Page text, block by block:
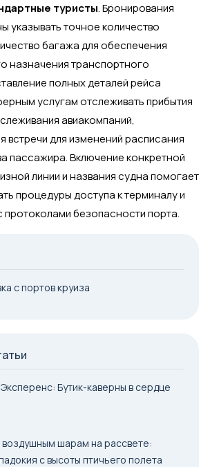
туристы. Бронирования
указывать точное количество
багажа для обеспечения
назначения транспортного
полных деталей рейса
услугам отслеживать прибытия
авиакомпаний,
встречи для изменений расписания
пассажира. Включение конкретной
линии и названия судна помогает
процедуры доступа к терминалу и
протоколами безопасности порта.
с портов круиза
Бутик-каверны в сердце
воздушным шарам на рассвете:
с высоты птичьего полета